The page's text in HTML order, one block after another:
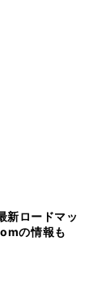
新ロードマッ
の情報も